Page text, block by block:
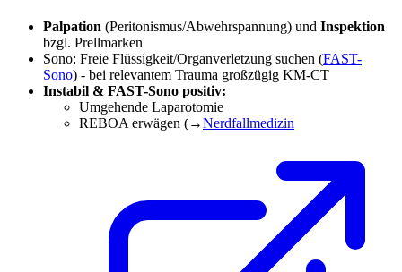
Palpation (Peritonismus/Abwehrspannung) und Inspektion
bzgl. Prellmarken
Sono: Freie Flüssigkeit/Organverletzung suchen (FAST-
Sono) - bei relevantem Trauma großzügig KM-CT
Instabil & FAST-Sono positiv:
Umgehende Laparotomie
REBOA erwägen (→Nerdfallmedizin